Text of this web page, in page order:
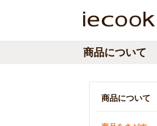
商品について
商品について